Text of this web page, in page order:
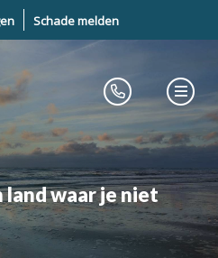
Schade melden
waar je niet